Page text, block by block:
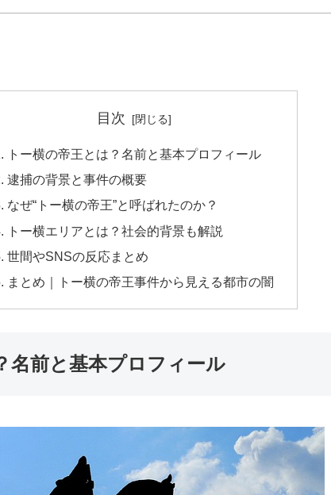
目次
トー横の帝王とは？名前と基本プロフィール
逮捕の背景と事件の概要
なぜ“トー横の帝王”と呼ばれたのか？
トー横エリアとは？社会的背景も解説
世間やSNSの反応まとめ
まとめ｜トー横の帝王事件から見える都市の闇
名前と基本プロフィール